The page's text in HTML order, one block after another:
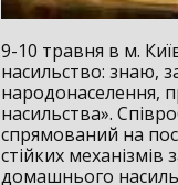
9-10 травня в м.
насильство: знаю,
народонаселення,
насильства».
спрямований на
стійких
домашнього